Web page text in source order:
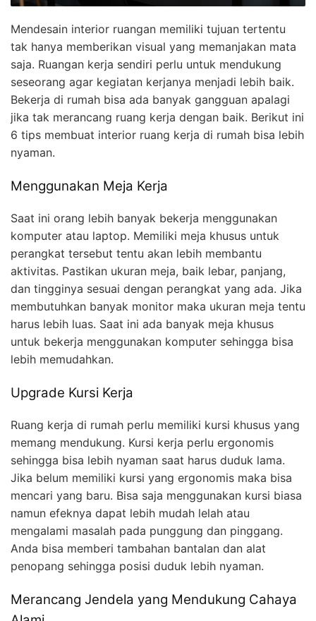
Mendesain interior ruangan memiliki tujuan tertentu
tak hanya memberikan visual yang memanjakan mata
saja. Ruangan kerja sendiri perlu untuk mendukung
seseorang agar kegiatan kerjanya menjadi lebih baik.
Bekerja di rumah bisa ada banyak gangguan apalagi
jika tak merancang ruang kerja dengan baik. Berikut ini
6 tips membuat interior ruang kerja di rumah bisa lebih
nyaman.
Menggunakan Meja Kerja
Saat ini orang lebih banyak bekerja menggunakan
komputer atau laptop. Memiliki meja khusus untuk
perangkat tersebut tentu akan lebih membantu
aktivitas. Pastikan ukuran meja, baik lebar, panjang,
dan tingginya sesuai dengan perangkat yang ada. Jika
membutuhkan banyak monitor maka ukuran meja tentu
harus lebih luas. Saat ini ada banyak meja khusus
untuk bekerja menggunakan komputer sehingga bisa
lebih memudahkan.
Upgrade Kursi Kerja
Ruang kerja di rumah perlu memiliki kursi khusus yang
memang mendukung. Kursi kerja perlu ergonomis
sehingga bisa lebih nyaman saat harus duduk lama.
Jika belum memiliki kursi yang ergonomis maka bisa
mencari yang baru. Bisa saja menggunakan kursi biasa
namun efeknya dapat lebih mudah lelah atau
mengalami masalah pada punggung dan pinggang.
Anda bisa memberi tambahan bantalan dan alat
penopang sehingga posisi duduk lebih nyaman.
Merancang Jendela yang Mendukung Cahaya